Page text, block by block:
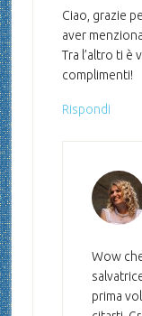
Ciao, grazie
aver
Tra l’altro ti è
complimenti!
Rispondi
Wow
prima